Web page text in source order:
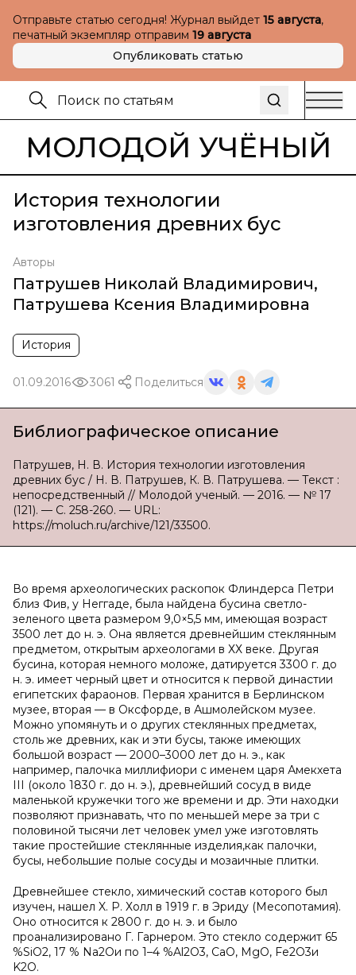
Отправьте статью сегодня! Журнал выйдет 15 августа,
печатный экземпляр отправим 19 августа
Опубликовать статью
МОЛОДОЙ УЧЁНЫЙ
История технологии
изготовления древних бус
Авторы
Патрушев Николай Владимирович,
Патрушева Ксения Владимировна
История
01.09.2016 3061 Поделиться
Библиографическое описание
Патрушев, Н. В. История технологии изготовления
древних бус / Н. В. Патрушев, К. В. Патрушева. — Текст :
непосредственный // Молодой ученый. — 2016. — № 17
(121). — С. 258-260. — URL:
https://moluch.ru/archive/121/33500.
Во время археологических раскопок Флиндерса Петри
близ Фив, у Неггаде, была найдена бусина светло-
зеленого цвета размером 9,0×5,5 мм, имеющая возраст
3500 лет до н. э. Она является древнейшим стеклянным
предметом, открытым археологами в ХХ веке. Другая
бусина, которая немного моложе, датируется 3300 г. до
н. э. имеет черный цвет и относится к первой династии
египетских фараонов. Первая хранится в Берлинском
музее, вторая — в Оксфорде, в Ашмолейском музее.
Можно упомянуть и о других стеклянных предметах,
столь же древних, как и эти бусы, также имеющих
большой возраст — 2000–3000 лет до н. э., как
например, палочка миллифиори с именем царя Амекхета
III (около 1830 г. до н. э.), древнейший сосуд в виде
маленькой кружечки того же времени и др. Эти находки
позволяют признавать, что по меньшей мере за три с
половиной тысячи лет человек умел уже изготовлять
такие простейшие стеклянные изделия,как палочки,
бусы, небольшие полые сосуды и мозаичные плитки.
Древнейшее стекло, химический состав которого был
изучен, нашел X. Р. Холл в 1919 г. в Эриду (Месопотамия).
Оно относится к 2800 г. до н. э. и было
проанализировано Г. Гарнером. Это стекло содержит 65
%SiO2, 17 % Na2Oи по 1–4 %Al2O3, CaO, MgO, Fe2O3и
K2O.